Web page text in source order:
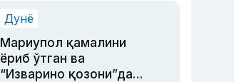
Дунё
Мариупол қамалини
ёриб ўтган ва
“Изварино қозони”дан